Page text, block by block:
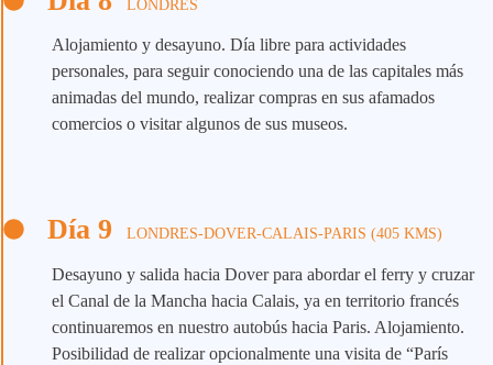
LONDRES
Alojamiento y desayuno. Día libre para actividades
personales, para seguir conociendo una de las capitales más
animadas del mundo, realizar compras en sus afamados
comercios o visitar algunos de sus museos.
Día 9 LONDRES-DOVER-CALAIS-PARIS (405 KMS)
Desayuno y salida hacia Dover para abordar el ferry y cruzar
el Canal de la Mancha hacia Calais, ya en territorio francés
continuaremos en nuestro autobús hacia Paris. Alojamiento.
Posibilidad de realizar opcionalmente una visita de “París